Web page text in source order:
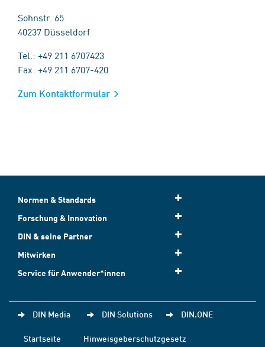
Sohnstr. 65
40237 Düsseldorf
Tel.: +49 211 6707423
Fax: +49 211 6707-420
Zum Kontaktformular
Normen & Standards
Forschung & Innovation
DIN & seine Partner
Mitwirken
Service für Anwender*innen
DIN Media DIN Solutions DIN.ONE
Startseite
Hinweisgeberschutzgesetz